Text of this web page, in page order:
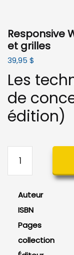
Responsive
et grilles
39,95 $
Les
de
édition)
Responsive
Design,
mises
page
Auteur
ISBN
Pages
collection